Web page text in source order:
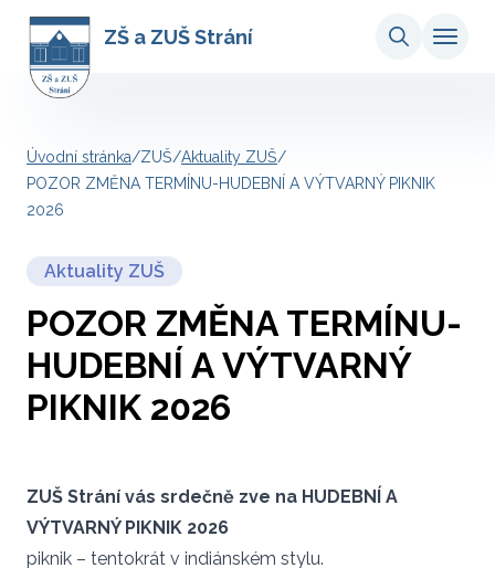
ZŠ a ZUŠ Strání
Úvodní stránka/ZUŠ/Aktuality ZUŠ/
POZOR ZMĚNA TERMÍNU-HUDEBNÍ A VÝTVARNÝ PIKNIK
2026
Aktuality ZUŠ
POZOR ZMĚNA TERMÍNU-
HUDEBNÍ A VÝTVARNÝ
PIKNIK 2026
ZUŠ Strání vás srdečně zve na HUDEBNÍ A
VÝTVARNÝ PIKNIK 2026
piknik – tentokrát v indiánském stylu.